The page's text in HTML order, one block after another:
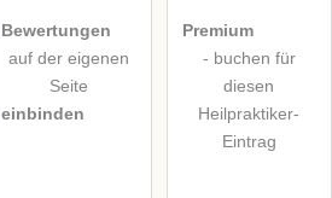
Bewertungen
auf der eigenen
Seite
einbinden
Premium
- buchen für
diesen
Heilpraktiker-
Eintrag